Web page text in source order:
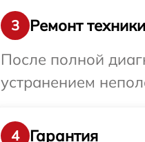
3
Ремонт техники
После полной
устранением
4
Гарантия